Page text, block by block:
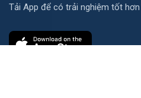
Tải App để có trải nghiệm tốt hơn